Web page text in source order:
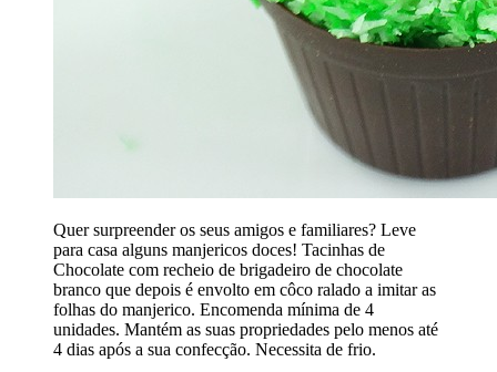
Quer surpreender os seus amigos e familiares? Leve
para casa alguns manjericos doces! Tacinhas de
Chocolate com recheio de brigadeiro de chocolate
branco que depois é envolto em côco ralado a imitar as
folhas do manjerico. Encomenda mínima de 4
unidades. Mantém as suas propriedades pelo menos até
4 dias após a sua confecção. Necessita de frio.